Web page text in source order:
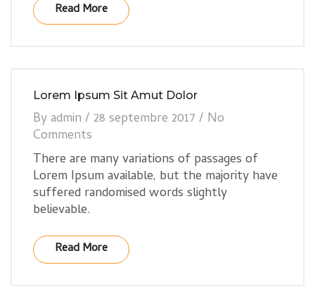
Read More
Lorem Ipsum Sit Amut Dolor
Byadmin / 28 septembre 2017 / No
Comments
There are many variations of passages of
Lorem Ipsum available, but the majority have
suffered randomised words slightly
believable.
Read More